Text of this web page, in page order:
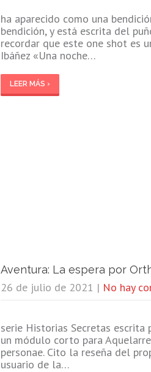
ha aparecido como una
bendición, y está escrita del
recordar que este one shot es
Ibáñez «Una noche…
LEER MÁS ›
Aventura: La espera por
26 de julio de 2021 | No hay
serie Historias Secretas
un módulo corto para
personae. Cito la reseña del
usuario de la…